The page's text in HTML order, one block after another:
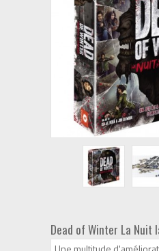
Dead of Winter La Nuit